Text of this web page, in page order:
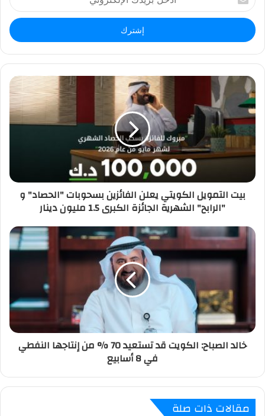
د
خ
ل
ر
د
ك
ا
ل
إ
ك
ر
بيت التمويل الكويتي يعلن الفائزين بسحوبات "الحصاد" و
"الرابح" الشهرية الجائزة الكبرى 1.5 مليون دينار
خالد الصباح: الكويت قد تستعيد 70 % من إنتاجها النفطي
في 8 أسابيع
مقالات ذات صلة